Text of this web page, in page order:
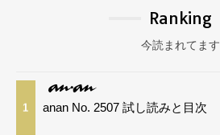
Ranking
今読まれてます
1 anan No. 2507 試し読みと目次